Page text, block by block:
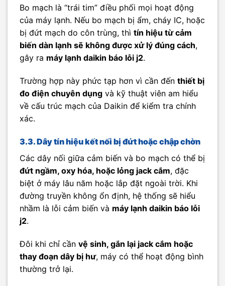
Bo mạch là “trái tim” điều phối mọi hoạt động
của máy lạnh. Nếu bo mạch bị ẩm, cháy IC, hoặc
bị đứt mạch do côn trùng, thì tín hiệu từ cảm
biến dàn lạnh sẽ không được xử lý đúng cách,
gây ra máy lạnh daikin báo lỗi j2.
Trường hợp này phức tạp hơn vì cần đến thiết bị
đo điện chuyên dụng và kỹ thuật viên am hiểu
về cấu trúc mạch của Daikin để kiểm tra chính
xác.
3.3. Dây tín hiệu kết nối bị đứt hoặc chập chờn
Các dây nối giữa cảm biến và bo mạch có thể bị
đứt ngầm, oxy hóa, hoặc lỏng jack cắm, đặc
biệt ở máy lâu năm hoặc lắp đặt ngoài trời. Khi
đường truyền không ổn định, hệ thống sẽ hiểu
nhầm là lỗi cảm biến và máy lạnh daikin báo lỗi
j2.
Đôi khi chỉ cần vệ sinh, gắn lại jack cắm hoặc
thay đoạn dây bị hư, máy có thể hoạt động bình
thường trở lại.